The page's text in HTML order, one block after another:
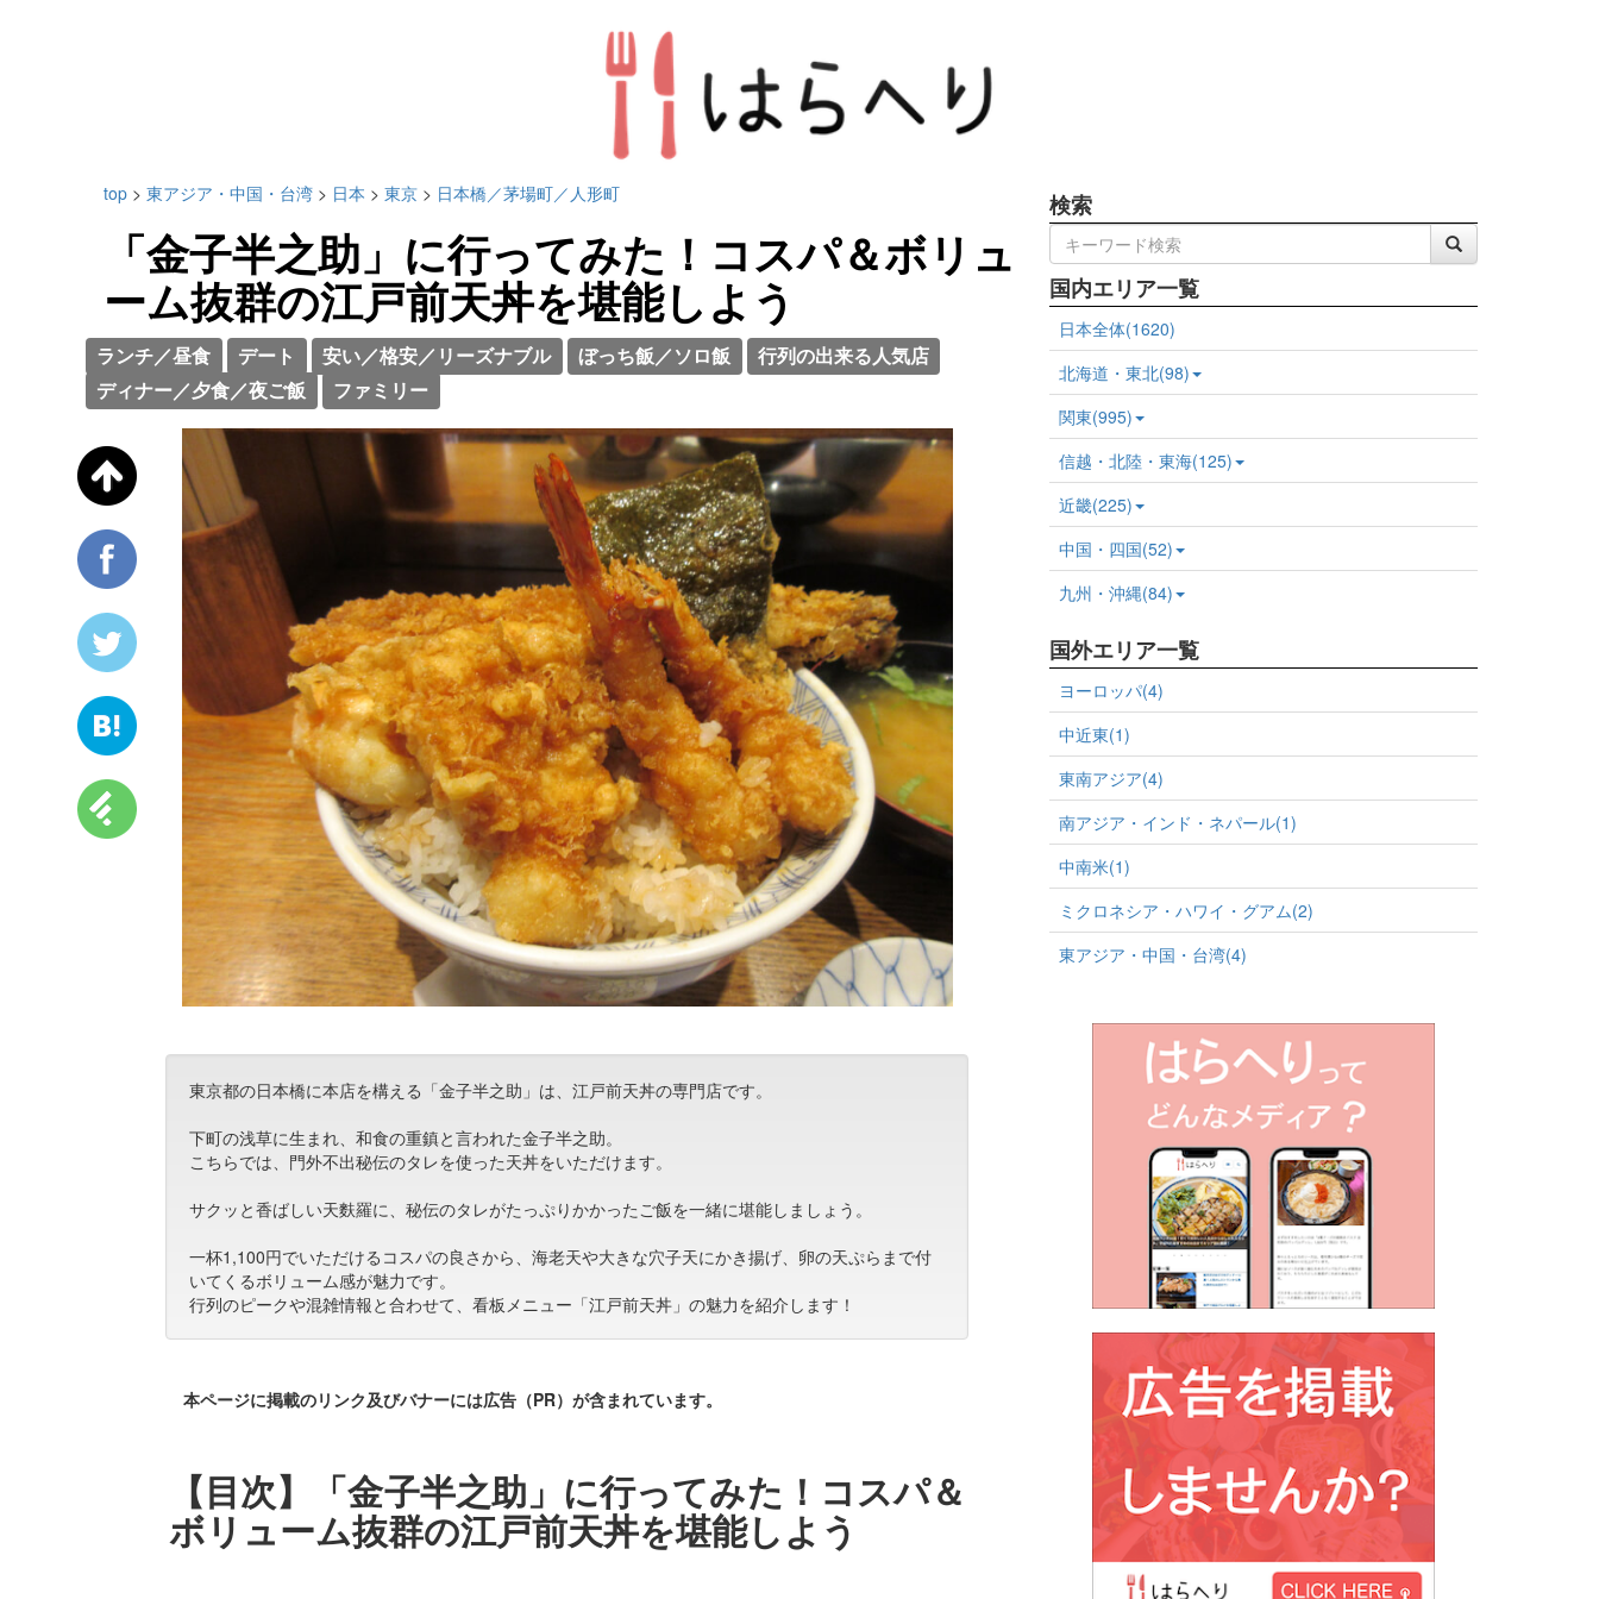
top > 東アジア・中国・台湾 > 日本 > 東京 > 日本橋／茅場町／人形町
「金子半之助」に行ってみた！コスパ＆ボリュ
ーム抜群の江戸前天丼を堪能しよう
ランチ／昼食 デート 安い／格安／リーズナブル ぼっち飯／ソロ飯
行列の出来る人気店
ディナー／夕食／夜ご飯
ファミリー
東京都の日本橋に本店を構える「金子半之助」は、江戸前天丼の専門店です。
下町の浅草に生まれ、和食の重鎮と言われた金子半之助。
こちらでは、門外不出秘伝のタレを使った天丼をいただけます。
サクッと香ばしい天麩羅に、秘伝のタレがたっぷりかかったご飯を一緒に堪能しましょう。
一杯1,100円でいただけるコスパの良さから、海老天や大きな穴子天にかき揚げ、卵の天ぷらまで付
いてくるボリューム感が魅力です。
行列のピークや混雑情報と合わせて、看板メニュー「江戸前天丼」の魅力を紹介します！
本ページに掲載のリンク及びバナーには広告（PR）が含まれています。
【目次】「金子半之助」に行ってみた！コスパ＆
ボリューム抜群の江戸前天丼を堪能しよう
検索
国内エリア一覧
日本全体(1620)
北海道・東北(98)
関東(995)
信越・北陸・東海(125)
近畿(225)
中国・四国(52)
九州・沖縄(84)
国外エリア一覧
ヨーロッパ(4)
中近東(1)
東南アジア(4)
南アジア・インド・ネパール(1)
中南米(1)
ミクロネシア・ハワイ・グアム(2)
東アジア・中国・台湾(4)